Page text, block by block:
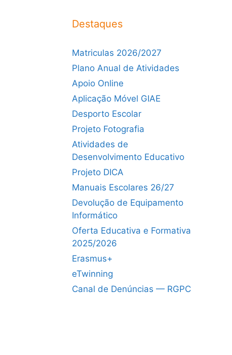
Destaques
Matriculas 2026/2027
Plano Anual de Atividades
Apoio Online
Aplicação Móvel GIAE
Desporto Escolar
Projeto Fotografia
Atividades de
Desenvolvimento Educativo
Projeto DICA
Manuais Escolares 26/27
Devolução de Equipamento
Informático
Oferta Educativa e Formativa
2025/2026
Erasmus+
eTwinning
Canal de Denúncias — RGPC